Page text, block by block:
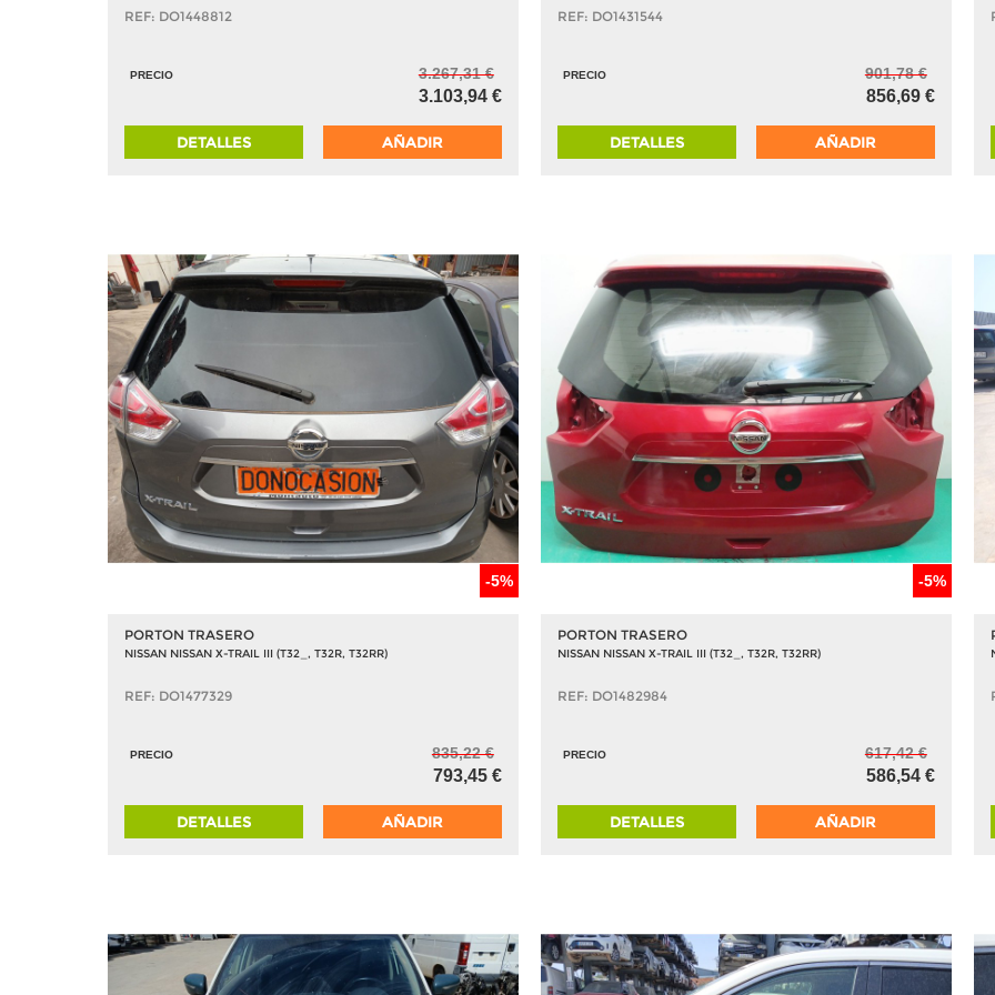
REF: DO1448812
PRECIO 3.267,31 €
3.103,94 €
DETALLES AÑADIR
REF: DO1431544
PRECIO 901,78 €
856,69 €
DETALLES AÑADIR
-5%
PORTON TRASERO
NISSAN NISSAN X-TRAIL III (T32_, T32R, T32RR)
REF: DO1477329
PRECIO 835,22 €
793,45 €
DETALLES AÑADIR
-5%
PORTON TRASERO
NISSAN NISSAN X-TRAIL III (T32_, T32R, T32RR)
REF: DO1482984
PRECIO 617,42 €
586,54 €
DETALLES AÑADIR